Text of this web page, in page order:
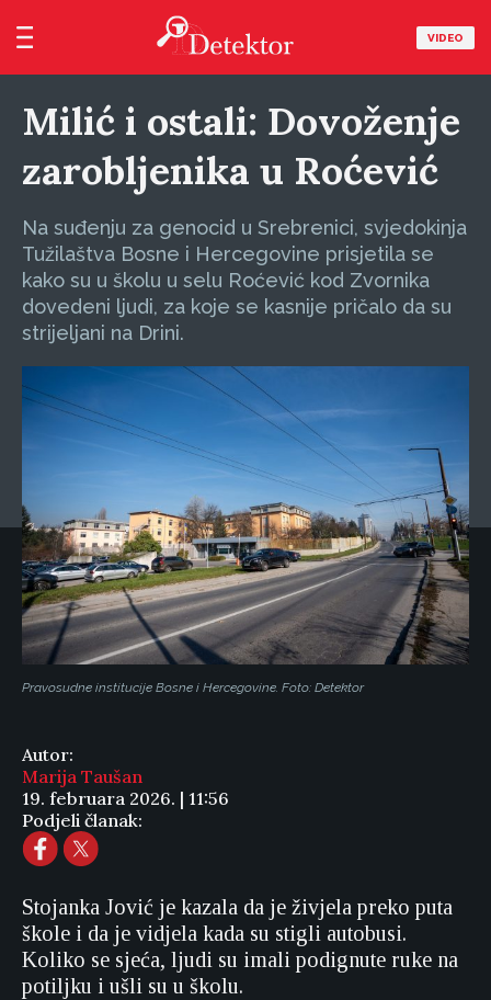
VIDEO
Milić i ostali: Dovoženje
zarobljenika u Roćević
Na suđenju za genocid u Srebrenici, svjedokinja
Tužilaštva Bosne i Hercegovine prisjetila se
kako su u školu u selu Roćević kod Zvornika
dovedeni ljudi, za koje se kasnije pričalo da su
strijeljani na Drini.
Pravosudne institucije Bosne i Hercegovine. Foto: Detektor
Autor:
Marija Taušan
19. februara 2026. | 11:56
Podjeli članak:
Stojanka Jović je kazala da je živjela preko puta
škole i da je vidjela kada su stigli autobusi.
Koliko se sjeća, ljudi su imali podignute ruke na
potiljku i ušli su u školu.